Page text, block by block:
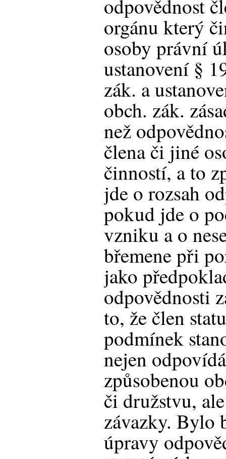
odpovědnost
orgánu který
osoby právní
ustanovení §
zák. a
obch. zák.
než
člena či jiné
činností, a to
jde o rozsah
pokud jde o
vzniku a o
břemene při
jako
odpovědnosti
to, že člen
podmínek
nejen
způsobenou
či družstvu,
závazky. Bylo
úpravy